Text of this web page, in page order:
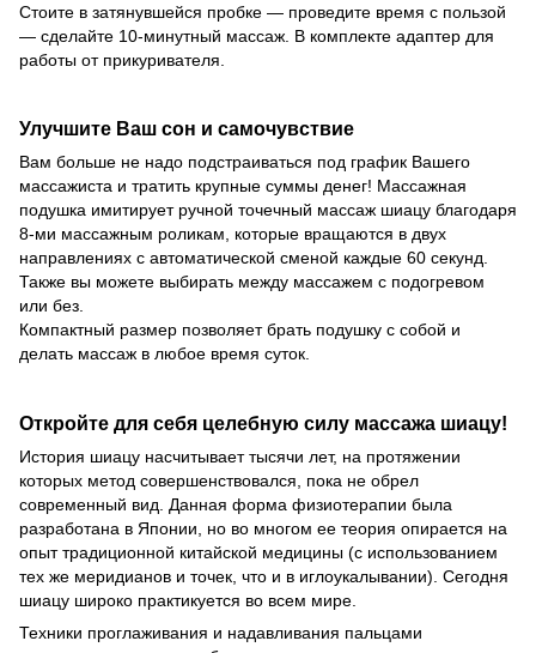
Стоите в затянувшейся пробке — проведите время с пользой
— сделайте 10-минутный массаж. В комплекте адаптер для
работы от прикуривателя.
Улучшите Ваш сон и самочувствие
Вам больше не надо подстраиваться под график Вашего
массажиста и тратить крупные суммы денег! Массажная
подушка имитирует ручной точечный массаж шиацу благодаря
8-ми массажным роликам, которые вращаются в двух
направлениях с автоматической сменой каждые 60 секунд.
Также вы можете выбирать между массажем с подогревом
или без.
Компактный размер позволяет брать подушку с собой и
делать массаж в любое время суток.
Откройте для себя целебную силу массажа шиацу!
История шиацу насчитывает тысячи лет, на протяжении
которых метод совершенствовался, пока не обрел
современный вид. Данная форма физиотерапии была
разработана в Японии, но во многом ее теория опирается на
опыт традиционной китайской медицины (с использованием
тех же меридианов и точек, что и в иглоукалывании). Сегодня
шиацу широко практикуется во всем мире.
Техники проглаживания и надавливания пальцами